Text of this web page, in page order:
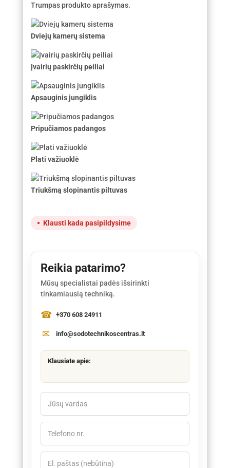
Trumpas produkto aprašymas.
Dviejų kamerų sistema
Įvairių paskirčių peiliai
Apsauginis jungiklis
Pripučiamos padangos
Plati važiuoklė
Triukšmą slopinantis piltuvas
Klausti kada pasipildysime
Reikia patarimo?
Mūsų specialistai padės išsirinkti
tinkamiausią techniką.
+370 608 24911
info@sodotechnikoscentras.lt
Klausiate apie: